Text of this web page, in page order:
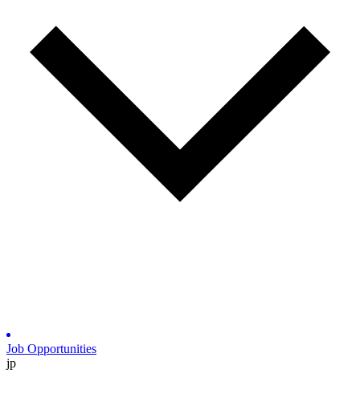
Job Opportunities
jp